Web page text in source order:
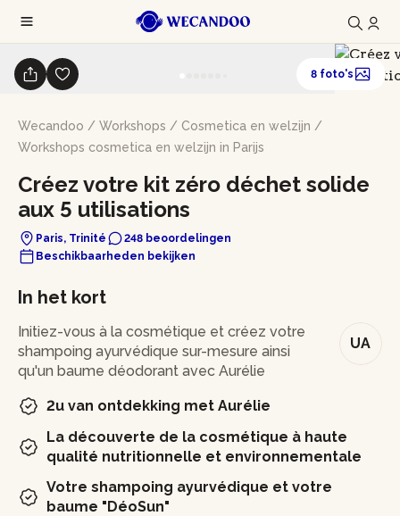
Wecandoo / Workshops / Cosmetica en welzijn /
Workshops cosmetica en welzijn in Parijs
Créez votre kit zéro déchet solide
aux 5 utilisations
Paris, Trinité
248 beoordelingen
Beschikbaarheden bekijken
8 foto's
In het kort
UA
Initiez-vous à la cosmétique et créez votre
shampoing ayurvédique sur-mesure ainsi
qu'un baume déodorant avec Aurélie
2u van ontdekking met Aurélie
La découverte de la cosmétique à haute
qualité nutritionnelle et environnementale
Votre shampoing ayurvédique et votre
baume "DéoSun"